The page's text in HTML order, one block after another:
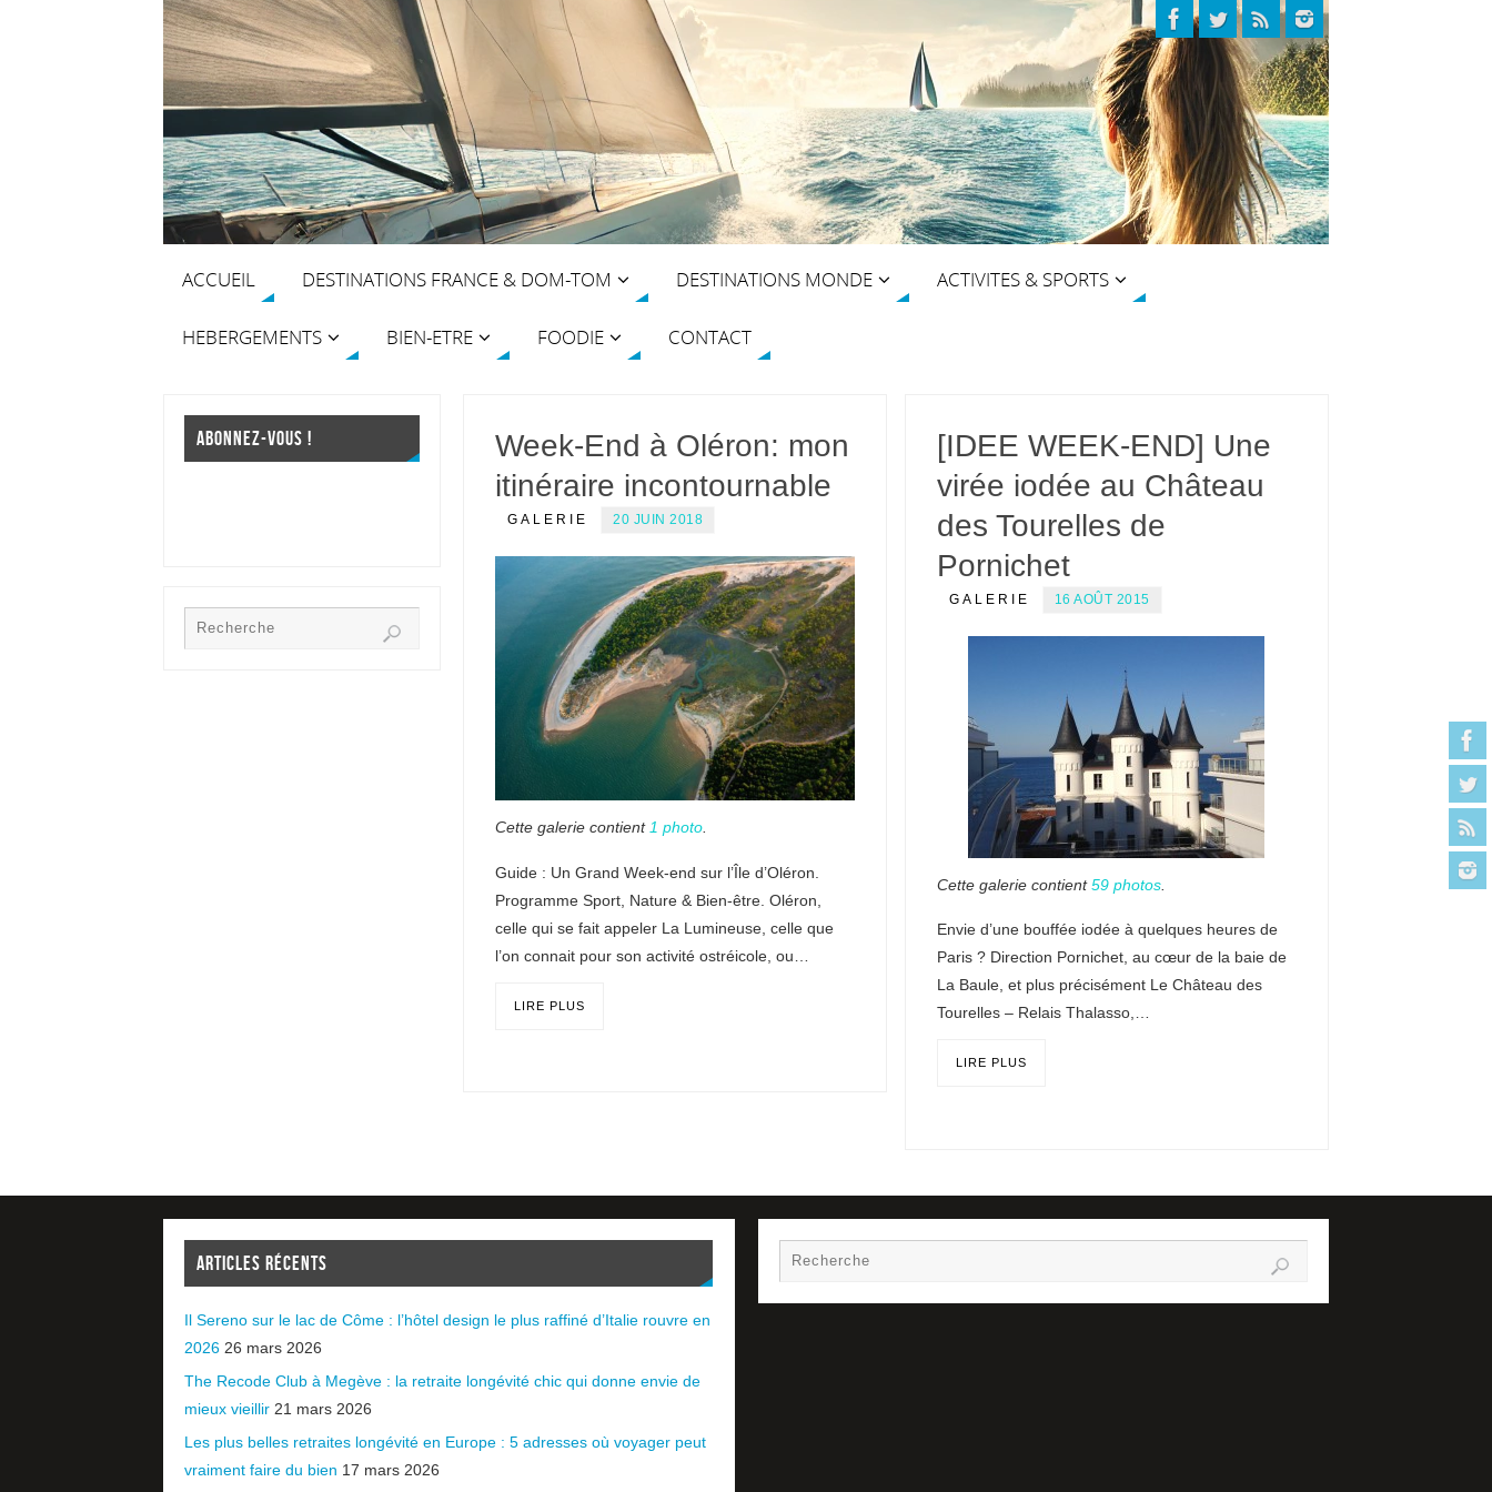
ACCUEIL DESTINATIONS FRANCE & DOM-TOM DESTINATIONS MONDE ACTIVITES & SPORTS
HEBERGEMENTS BIEN-ETRE FOODIE CONTACT
Week-End à Oléron: mon
itinéraire incontournable
GALERIE 20 JUIN 2018
Cette galerie contient 1 photo
Guide : Un Grand Week-end sur l’Île d’Oléron.
Programme Sport, Nature & Bien-être. Oléron,
celle qui se fait appeler La Lumineuse, celle que
l’on connait pour son activité ostréicole, ou…
LIRE PLUS
[IDEE WEEK-END] Une
virée iodée au Château
des Tourelles de
Pornichet
GALERIE 16 AOÛT 2015
Cette galerie contient59 photos.
Envie d’une bouffée iodée à quelques heures de
Paris ? Direction Pornichet, au cœur de la baie de
La Baule, et plus précisément Le Château des
Tourelles – Relais Thalasso,…
LIRE PLUS
ABONNEZ-VOUS !
ARTICLES RÉCENTS
Il Sereno sur le lac de Côme : l’hôtel design le plus raffiné d’Italie rouvre en
2026 26 mars 2026
The Recode Club à Megève : la retraite longévité chic qui donne envie de
mieux vieillir 21 mars 2026
Les plus belles retraites longévité en Europe : 5 adresses où voyager peut
vraiment faire du bien 17 mars 2026